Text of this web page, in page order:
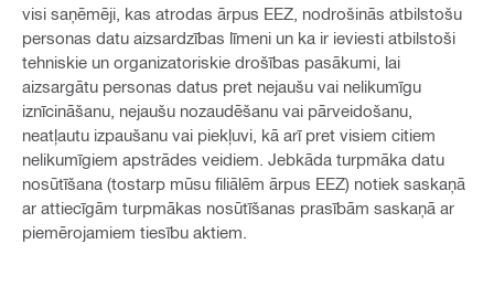
visi saņēmēji, kas atrodas ārpus EEZ, nodrošinās atbilstošu
personas datu aizsardzības līmeni un ka ir ieviesti atbilstoši
tehniskie un organizatoriskie drošības pasākumi, lai
aizsargātu personas datus pret nejaušu vai nelikumīgu
iznīcināšanu, nejaušu nozaudēšanu vai pārveidošanu,
neatļautu izpaušanu vai piekļuvi, kā arī pret visiem citiem
nelikumīgiem apstrādes veidiem. Jebkāda turpmāka datu
nosūtīšana (tostarp mūsu filiālēm ārpus EEZ) notiek saskaņā
ar attiecīgām turpmākas nosūtīšanas prasībām saskaņā ar
piemērojamiem tiesību aktiem.